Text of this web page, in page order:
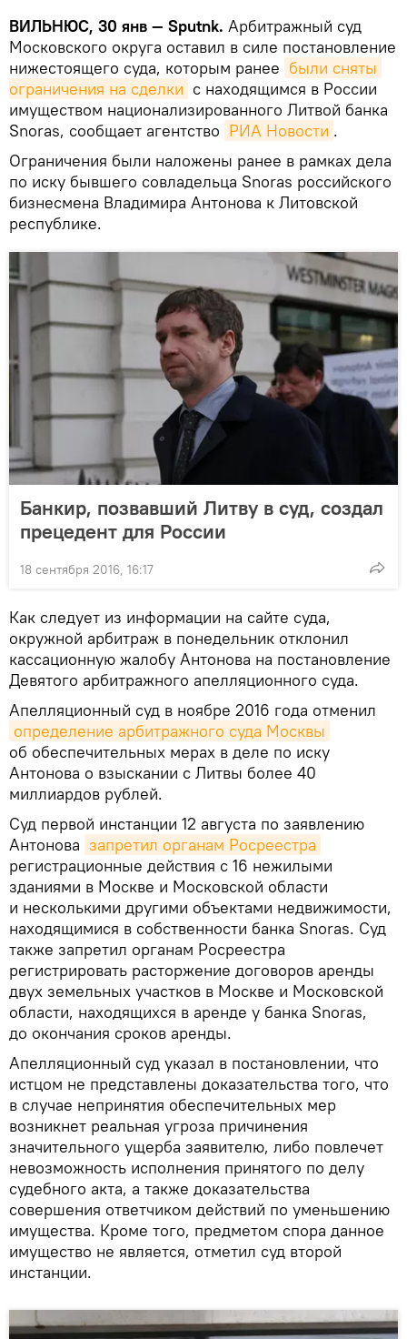
ВИЛЬНЮС, 30 янв — Sputnk. Арбитражный суд
Московского округа оставил в силе постановление
нижестоящего суда, которым ранее были сняты
ограничения на сделки с находящимся в России
имуществом национализированного Литвой банка
Snoras, сообщает агентство РИА Новости .
Ограничения были наложены ранее в рамках дела
по иску бывшего совладельца Snoras российского
бизнесмена Владимира Антонова к Литовской
республике.
Банкир, позвавший Литву в суд, создал
прецедент для России
18 сентября 2016, 16:17
Как следует из информации на сайте суда,
окружной арбитраж в понедельник отклонил
кассационную жалобу Антонова на постановление
Девятого арбитражного апелляционного суда.
Апелляционный суд в ноябре 2016 года отменил
определение арбитражного суда Москвы
об обеспечительных мерах в деле по иску
Антонова о взыскании с Литвы более 40
миллиардов рублей.
Суд первой инстанции 12 августа по заявлению
Антонова запретил органам Росреестра
регистрационные действия с 16 нежилыми
зданиями в Москве и Московской области
и несколькими другими объектами недвижимости,
находящимися в собственности банка Snoras. Суд
также запретил органам Росреестра
регистрировать расторжение договоров аренды
двух земельных участков в Москве и Московской
области, находящихся в аренде у банка Snoras,
до окончания сроков аренды.
Апелляционный суд указал в постановлении, что
истцом не представлены доказательства того, что
в случае непринятия обеспечительных мер
возникнет реальная угроза причинения
значительного ущерба заявителю, либо повлечет
невозможность исполнения принятого по делу
судебного акта, а также доказательства
совершения ответчиком действий по уменьшению
имущества. Кроме того, предметом спора данное
имущество не является, отметил суд второй
инстанции.